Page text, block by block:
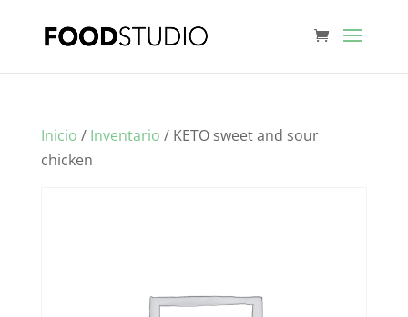
Inicio / Inventario / KETO sweet and sour
chicken